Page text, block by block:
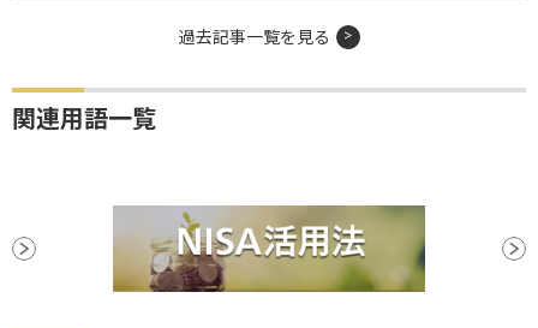
過去記事一覧を見る
関連用語一覧